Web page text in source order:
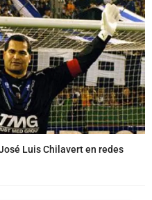
Luis Chilavert en redes